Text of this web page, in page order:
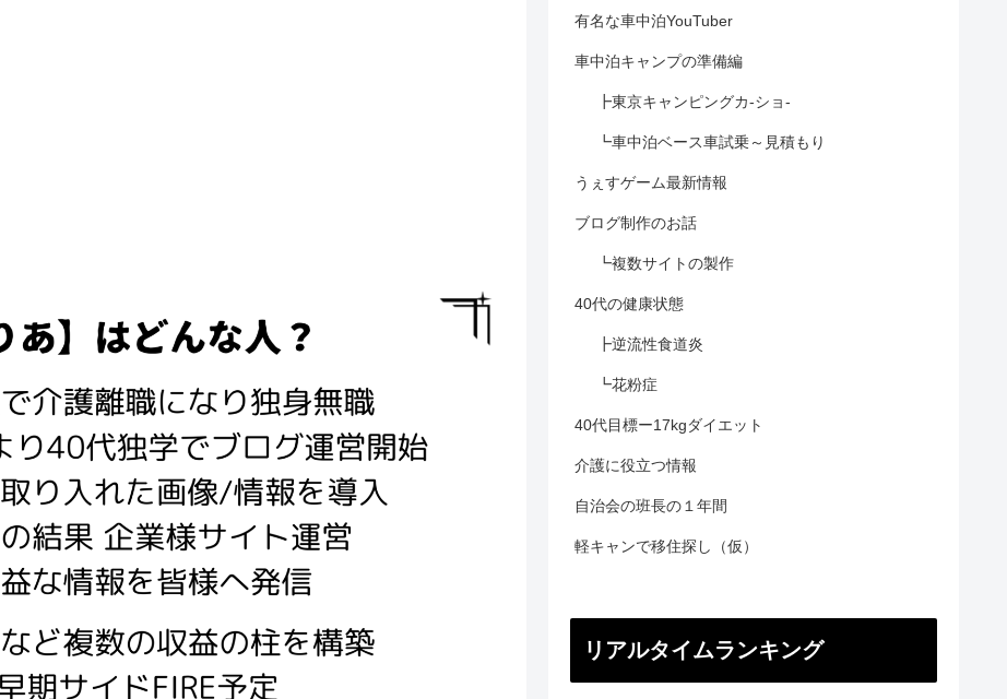
有名な車中泊YouTuber
車中泊キャンプの準備編
┣東京キャンピングカ-ショ-
┗車中泊ベース車試乗～見積もり
うぇすゲーム最新情報
ブログ制作のお話
┗複数サイトの製作
40代の健康状態
┣逆流性食道炎
┗花粉症
40代目標ー17kgダイエット
介護に役立つ情報
自治会の班長の１年間
軽キャンで移住探し（仮）
リアルタイムランキング